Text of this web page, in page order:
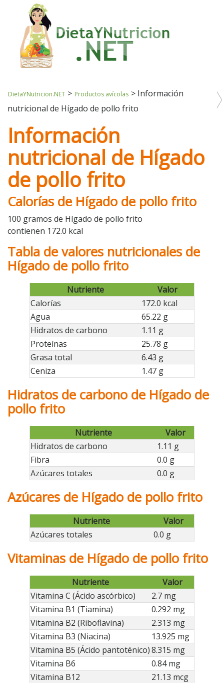
DietaYNutricion.NET > Productos avícolas > Información
nutricional de Hígado de pollo frito
Información
nutricional de Hígado
de pollo frito
Calorías de Hígado de pollo frito
100 gramos de Hígado de pollo frito
contienen 172.0 kcal
Tabla de valores nutricionales de
Hígado de pollo frito
Nutriente
Valor
Calorías
172.0 kcal
Agua
65.22 g
Hidratos de carbono
1.11 g
Proteínas
25.78 g
Grasa total
6.43 g
Ceniza
1.47 g
Hidratos de carbono de Hígado de
pollo frito
Nutriente
Valor
Hidratos de carbono
1.11 g
Fibra
0.0 g
Azúcares totales
0.0 g
Azúcares de Hígado de pollo frito
Nutriente
Valor
Azúcares totales
0.0 g
Vitaminas de Hígado de pollo frito
Nutriente
Valor
Vitamina C (Ácido ascórbico)
2.7 mg
Vitamina B1 (Tiamina)
0.292 mg
Vitamina B2 (Riboflavina)
2.313 mg
Vitamina B3 (Niacina)
13.925 mg
Vitamina B5 (Ácido pantoténico)8.315 mg
Vitamina B6
0.84 mg
Vitamina B12
21.13 mcg